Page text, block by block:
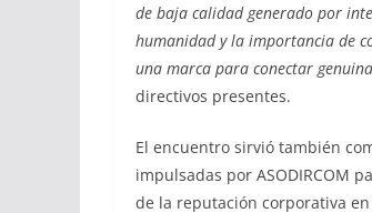
de baja calidad generado por
humanidad y la importancia de
una marca para conectar
directivos presentes.
El encuentro sirvió también
impulsadas por ASODIRCOM
de la reputación corporativa